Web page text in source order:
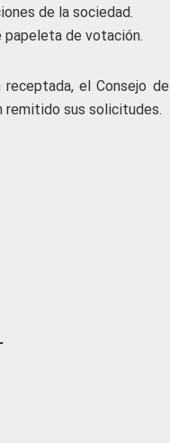
de la sociedad.
papeleta de votación.
el Consejo de
remitido sus solicitudes.